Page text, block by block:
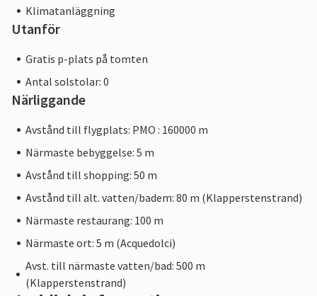
Klimatanläggning
Utanför
Gratis p-plats på tomten
Antal solstolar: 0
Närliggande
Avstånd till flygplats: PMO : 160000 m
Närmaste bebyggelse: 5 m
Avstånd till shopping: 50 m
Avstånd till alt. vatten/badem: 80 m (Klapperstenstrand)
Närmaste restaurang: 100 m
Närmaste ort: 5 m (Acquedolci)
Avst. till närmaste vatten/bad: 500 m
(Klapperstenstrand)